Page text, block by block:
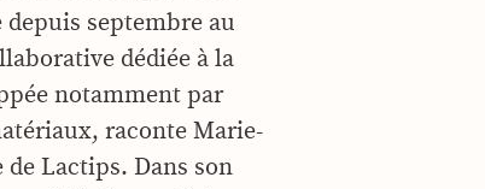
septembre au
dédiée à la
notamment par
raconte Marie-
Lactips. Dans son